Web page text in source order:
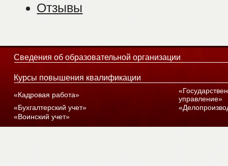
Отзывы
Сведения об образовательной организации
Курсы повышения квалификации
«Кадровая работа»
управление»
«Бухгалтерский учет»
«Воинский учет»